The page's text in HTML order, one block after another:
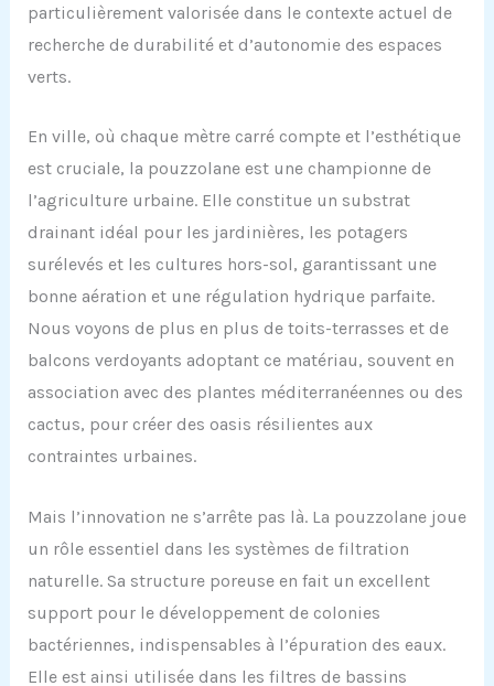
particulièrement valorisée dans le contexte actuel de
recherche de durabilité et d’autonomie des espaces
verts.
En ville, où chaque mètre carré compte et l’esthétique
est cruciale, la pouzzolane est une championne de
l’agriculture urbaine. Elle constitue un substrat
drainant idéal pour les jardinières, les potagers
surélevés et les cultures hors-sol, garantissant une
bonne aération et une régulation hydrique parfaite.
Nous voyons de plus en plus de toits-terrasses et de
balcons verdoyants adoptant ce matériau, souvent en
association avec des plantes méditerranéennes ou des
cactus, pour créer des oasis résilientes aux
contraintes urbaines.
Mais l’innovation ne s’arrête pas là. La pouzzolane joue
un rôle essentiel dans les systèmes de filtration
naturelle. Sa structure poreuse en fait un excellent
support pour le développement de colonies
bactériennes, indispensables à l’épuration des eaux.
Elle est ainsi utilisée dans les filtres de bassins